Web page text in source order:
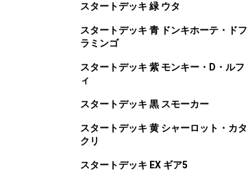
スタートデッキ 緑 ウタ
スタートデッキ 青 ドンキホーテ・ドフ
ラミンゴ
スタートデッキ 紫 モンキー・D・ルフ
ィ
スタートデッキ 黒 スモーカー
スタートデッキ 黄 シャーロット・カタ
クリ
スタートデッキ EX ギア5